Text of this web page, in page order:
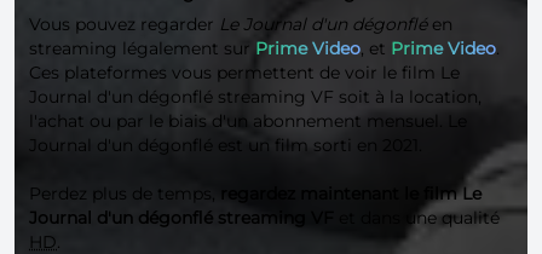
Vous pouvez regarder Le Journal d'un dégonfléen
streaming légalement sur Prime Video, et Prime Video.
Ces plateformes vous permettent de voir le film Le
Journal d'un dégonflé streaming VF soit à la location,
l'achat ou par le biais d'un abonnement mensuel. Le
Journal d'un dégonflé est un film sorti en 2021.
Perdez plus de temps,
regardez maintenant le film Le
Journal d'un dégonflé streaming VF
et dans une qualité
HD.